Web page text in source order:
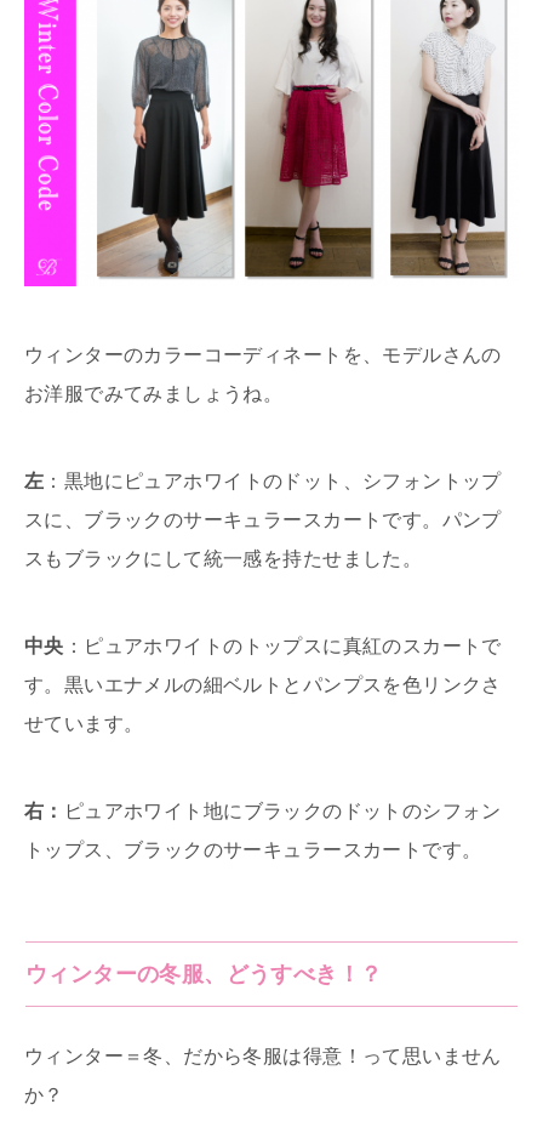
ウィンターのカラーコーディネートを、モデルさんの
お洋服でみてみましょうね。
左 ：黒地にピュアホワイトのドット、シフォントップ
スに、ブラックのサーキュラースカートです。パンプ
スもブラックにして統一感を持たせました。
中央 ：ピュアホワイトのトップスに真紅のスカートで
す。黒いエナメルの細ベルトとパンプスを色リンクさ
せています。
右： ピュアホワイト地にブラックのドットのシフォン
トップス、ブラックのサーキュラースカートです。
ウィンターの冬服、どうすべき！？
ウィンター＝冬、だから冬服は得意！って思いません
か？